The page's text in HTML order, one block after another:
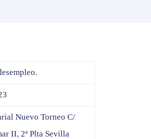
Nuevo Torneo C/
II, 2ª Plta Sevilla